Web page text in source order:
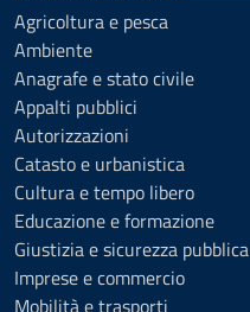
Agricoltura e pesca
Ambiente
Anagrafe e stato civile
Appalti pubblici
Autorizzazioni
Catasto e urbanistica
Cultura e tempo libero
Educazione e formazione
Giustizia e sicurezza pubblica
Imprese e commercio
Mobilità e trasporti